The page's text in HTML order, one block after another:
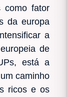
como fator
da europa
a
de
está a
caminho
ricos e os